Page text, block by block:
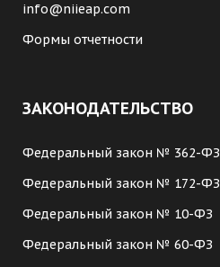
info@niieap.com
Формы отчетности
ЗАКОНОДАТЕЛЬСТВО
Федеральный закон № 362-ФЗ
Федеральный закон № 172-ФЗ
Федеральный закон № 10-ФЗ
Федеральный закон № 60-ФЗ